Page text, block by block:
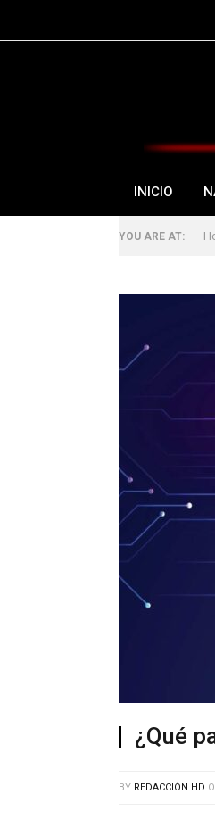
INICIO
YOU ARE AT:
¿Qué
BY REDACCIÓN HD